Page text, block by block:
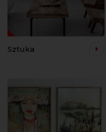
Sztuka